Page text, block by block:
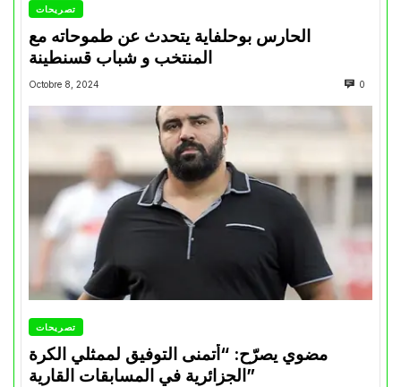
تصريحات
الحارس بوحلفاية يتحدث عن طموحاته مع
المنتخب و شباب قسنطينة
Octobre 8, 2024 0
تصريحات
مضوي يصرّح: “أتمنى التوفيق لممثلي الكرة
الجزائرية في المسابقات القارية”